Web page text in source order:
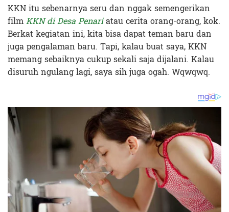
KKN itu sebenarnya seru dan nggak semengerikan
filmKKN di Desa Penariatau cerita orang-orang, kok.
Berkat kegiatan ini, kita bisa dapat teman baru dan
juga pengalaman baru. Tapi, kalau buat saya, KKN
memang sebaiknya cukup sekali saja dijalani. Kalau
disuruh ngulang lagi, saya sih juga ogah. Wqwqwq.